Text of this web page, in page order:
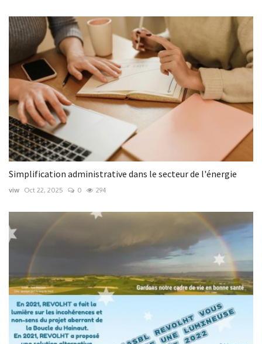
Simplification administrative dans le secteur de l'énergie
viw Oct 22, 2025 0 294